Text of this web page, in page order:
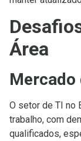
Área
Mercado
O setor de TI no
trabalho, com
qualificados,